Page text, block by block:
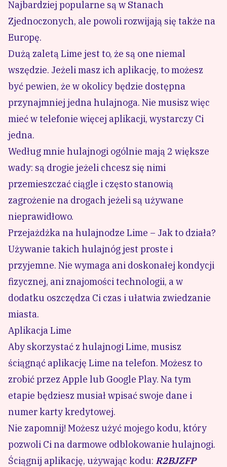
Najbardziej popularne są w Stanach
Zjednoczonych, ale powoli rozwijają się także na
Europę.
Dużą zaletą Lime jest to, że są one niemal
wszędzie. Jeżeli masz ich aplikację, to możesz
być pewien, że w okolicy będzie dostępna
przynajmniej jedna hulajnoga. Nie musisz więc
mieć w telefonie więcej aplikacji, wystarczy Ci
jedna.
Według mnie hulajnogi ogólnie mają 2 większe
wady: są drogie jeżeli chcesz się nimi
przemieszczać ciągle i często stanowią
zagrożenie na drogach jeżeli są używane
nieprawidłowo.
Przejażdżka na hulajnodze Lime – Jak to działa?
Używanie takich hulajnóg jest proste i
przyjemne. Nie wymaga ani doskonałej kondycji
fizycznej, ani znajomości technologii, a w
dodatku oszczędza Ci czas i ułatwia zwiedzanie
miasta.
Aplikacja Lime
Aby skorzystać z hulajnogi Lime, musisz
ściągnąć aplikację Lime na telefon. Możesz to
zrobić przez Apple lub Google Play. Na tym
etapie będziesz musiał wpisać swoje dane i
numer karty kredytowej.
Nie zapomnij! Możesz użyć mojego kodu, który
pozwoli Ci na darmowe odblokowanie hulajnogi.
Ściągnij aplikację, używając kodu: R2BJZFP